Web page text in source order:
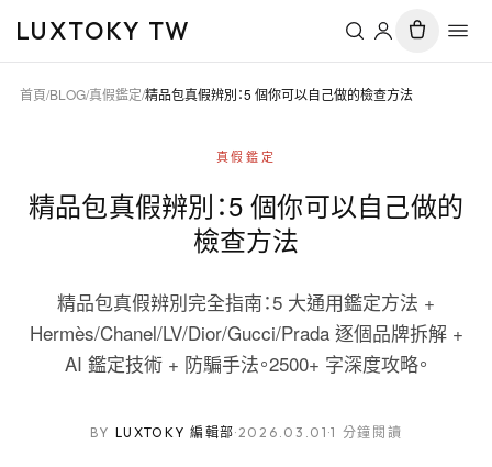
LUXTOKY TW
首頁/BLOG/真假鑑定/精品包真假辨別：5 個你可以自己做的檢查方法
真假鑑定
精品包真假辨別：5 個你可以自己做的
檢查方法
精品包真假辨別完全指南：5 大通用鑑定方法 +
Hermès/Chanel/LV/Dior/Gucci/Prada 逐個品牌拆解 +
AI 鑑定技術 + 防騙手法。2500+ 字深度攻略。
BY LUXTOKY 編輯部·2026.03.01 ·1 分鐘閱讀